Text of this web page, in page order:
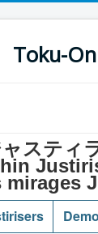
Toku-
スティ
mirages